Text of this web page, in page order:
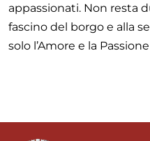
appassionati. Non resta
fascino del borgo e alla
solo l’Amore e la